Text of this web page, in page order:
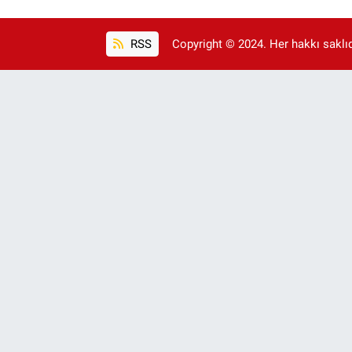
RSS Copyright © 2024. Her hakkı